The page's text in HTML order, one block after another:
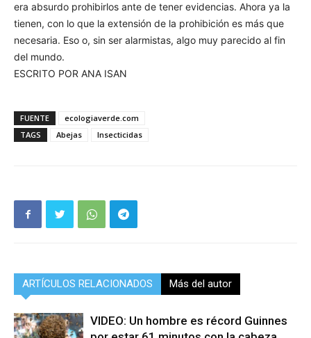
era absurdo prohibirlos ante de tener evidencias. Ahora ya la
tienen, con lo que la extensión de la prohibición es más que
necesaria. Eso o, sin ser alarmistas, algo muy parecido al fin
del mundo.
ESCRITO POR ANA ISAN
FUENTE
ecologiaverde.com
TAGS
Abejas Insecticidas
ARTÍCULOS RELACIONADOS Más del autor
VIDEO: Un hombre es récord Guinnes